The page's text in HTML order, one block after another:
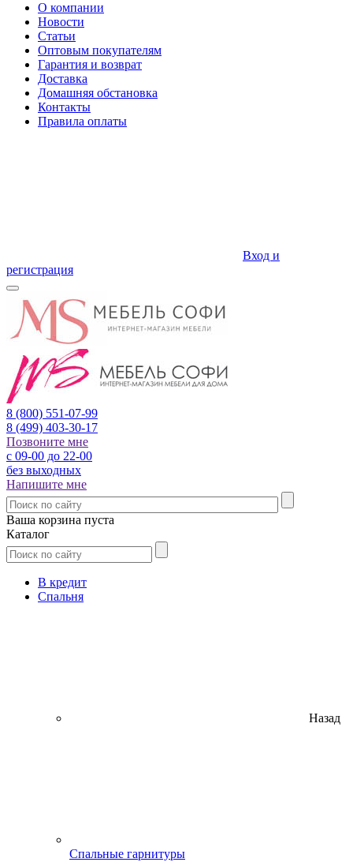
О компании
Новости
Статьи
Оптовым покупателям
Гарантия и возврат
Доставка
Домашняя обстановка
Контакты
Правила оплаты
Вход и
регистрация
8 (800) 551-07-99
8 (499) 403-30-17
Позвоните мне
с 09-00 до 22-00
без выходных
Напишите мне
Ваша корзина пуста
Каталог
В кредит
Спальня
Назад
Спальные гарнитуры